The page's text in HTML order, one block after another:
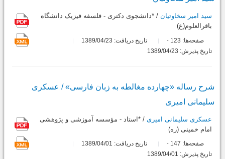
سید امیر سخاوتیان / *دانشجوی دکتری - فلسفه فیزیک دانشگاه
باقرالعلوم(ع)
صفحه‌ها: 123
-
تاریخ دریافت: 1389/04/23
تاریخ پذیرش: 1389/04/23
شرح رساله «چهارده مغالطه به زبان فارسی» / عسکری
سلیمانی امیری
عسکری سلیمانی امیری / *استاد - مؤسسه آموزشی و پژوهشی
امام خمینی (ره)
صفحه‌ها: 147
-
تاریخ دریافت: 1389/04/01
تاریخ پذیرش: 1389/04/01